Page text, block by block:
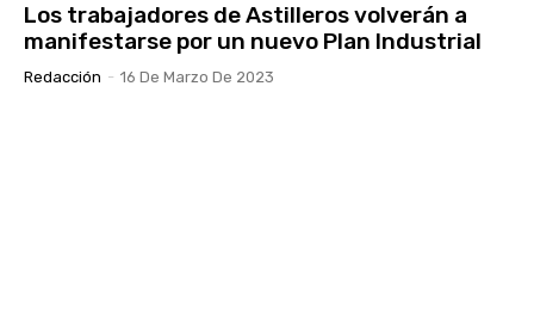
Los trabajadores de Astilleros volverán a
manifestarse por un nuevo Plan Industrial
Redacción - 16 De Marzo De 2023